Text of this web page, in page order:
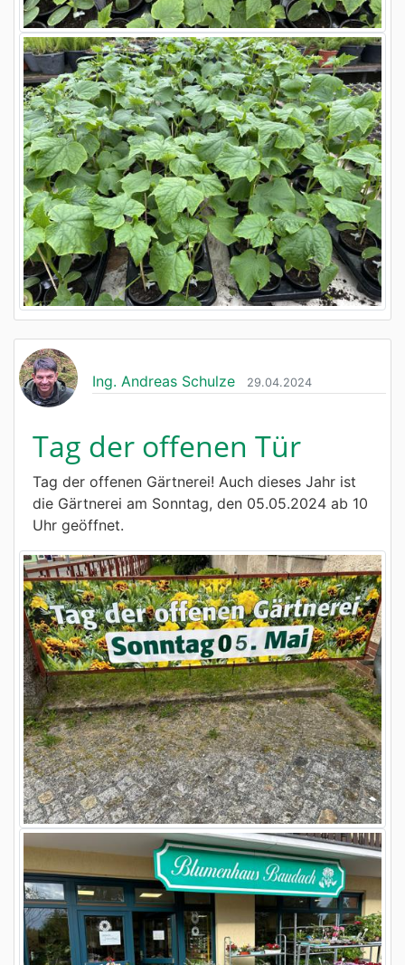
Ing. Andreas Schulze 29.04.2024
Tag der offenen Tür
Tag der offenen Gärtnerei! Auch dieses Jahr ist
die Gärtnerei am Sonntag, den 05.05.2024 ab 10
Uhr geöffnet.